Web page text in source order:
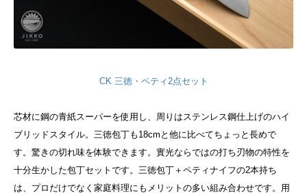
CK 三徳・ペティ2点セット
芯材に鋼の青紙スーパーを使用し、周りはステンレス鋼仕上げのハイ
ブリッドスタイル。 三徳包丁も18cmと他に比べてちょっと長めで
す。驚きの切れ味を体験できます。實光ならではの打ち刃物の特性を
十分生かした包丁セットです。 三徳包丁＋ペティナイフの2本持ち
は、プロだけでなく家庭料理にもメリットの多い組み合わせです。用